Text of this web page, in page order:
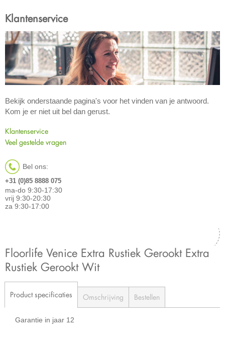
Klantenservice
Bekijk onderstaande pagina's voor het vinden van je antwoord.
Kom je er niet uit bel dan gerust.
Klantenservice
Veel gestelde vragen
Bel ons:
+31 (0)85 8888 075
ma-do 9:30-17:30
vrij 9:30-20:30
za 9:30-17:00
Floorlife Venice Extra Rustiek Gerookt Extra
Rustiek Gerookt Wit
Product specificaties Omschrijving Bestellen
Garantie in jaar 12